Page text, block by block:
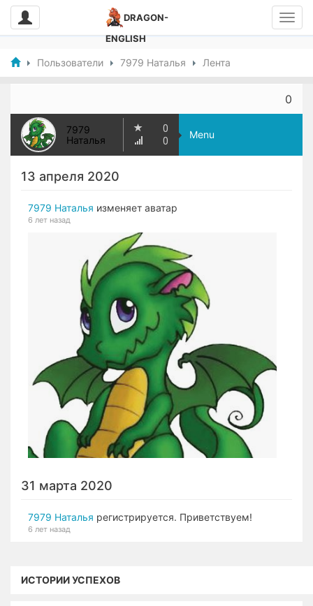
DRAGON-
ENGLISH
Пользователи 7979 Наталья Лента
0
7979
Наталья
0
0
Menu
13 апреля 2020
7979 Наталья изменяет аватар
6 лет назад
31 марта 2020
7979 Наталья регистрируется. Приветствуем!
6 лет назад
ИСТОРИИ УСПЕХОВ